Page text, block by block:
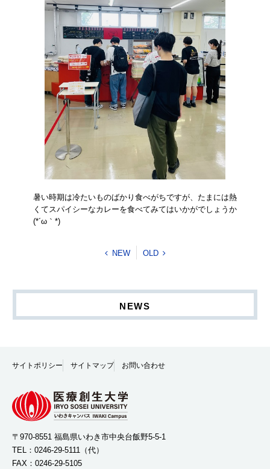
暑い時期は冷たいものばかり食べがちですが、たまには熱
くてスパイシーなカレーを食べてみてはいかがでしょうか
(*´ω｀*)
NEW OLD
NEWS
サイトポリシー サイトマップ お問い合わせ
〒970-8551 福島県いわき市中央台飯野5-5-1
TEL： 0246-29-5111 （代）
FAX：0246-29-5105